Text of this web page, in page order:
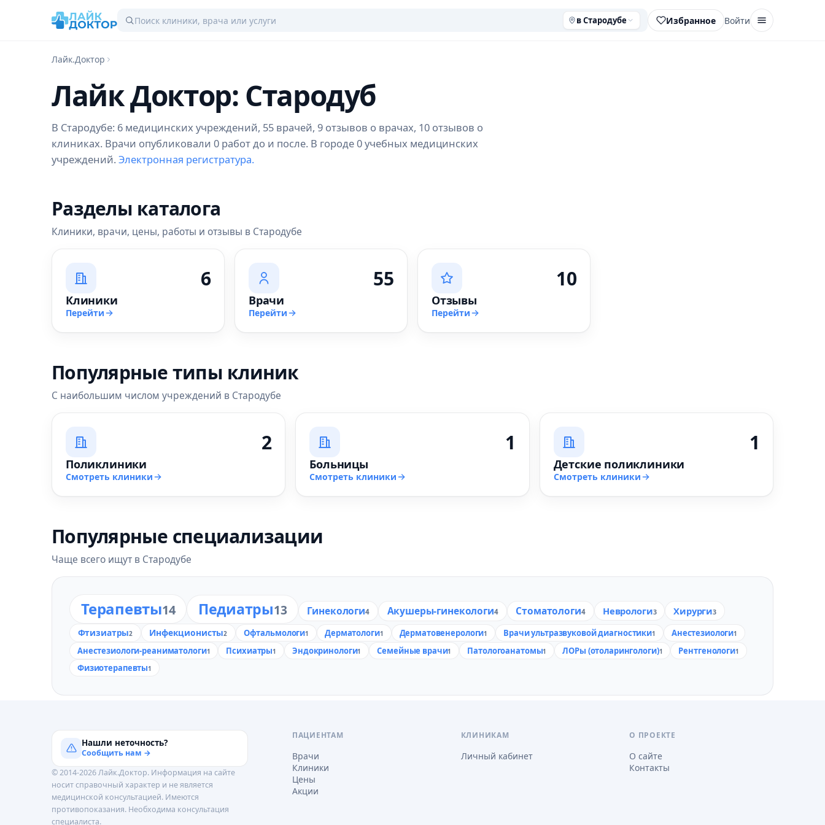
в Стародубе Избранное Войти
Лайк.Доктор
Лайк Доктор: Стародуб
В Стародубе: 6 медицинских учреждений, 55 врачей, 9 отзывов о врачах, 10 отзывов о
клиниках. Врачи опубликовали 0 работ до и после. В городе 0 учебных медицинских
учреждений. Электронная регистратура.
Разделы каталога
Клиники, врачи, цены, работы и отзывы в Стародубе
6
Клиники
Перейти
55
Врачи
Перейти
10
Отзывы
Перейти
Популярные типы клиник
С наибольшим числом учреждений в Стародубе
2
Поликлиники
Смотреть клиники
1
Больницы
Смотреть клиники
1
Детские поликлиники
Смотреть клиники
Популярные специализации
Чаще всего ищут в Стародубе
Терапевты14 Педиатры13 Гинекологи4 Акушеры-гинекологи4 Стоматологи4 Неврологи3 Хирурги3
Фтизиатры2 Инфекционисты2 Офтальмологи1 Дерматологи1 Дерматовенерологи1 Врачи ультразвуковой диагностики1 Анестезиологи1
Анестезиологи-реаниматологи1 Психиатры1 Эндокринологи1 Семейные врачи1 Патологоанатомы1 ЛОРы (отоларингологи)1 Рентгенологи1
Физиотерапевты1
Нашли неточность?
Сообщить нам →
© 2014-2026 Лайк.Доктор. Информация на сайте
носит справочный характер и не является
медицинской консультацией. Имеются
противопоказания. Необходима консультация
специалиста.
ПАЦИЕНТАМ
Врачи
Клиники
Цены
Акции
КЛИНИКАМ
Личный кабинет
О ПРОЕКТЕ
О сайте
Контакты